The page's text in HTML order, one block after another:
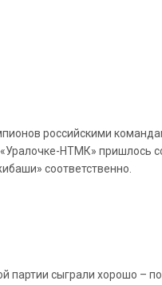
российскими
НТМК» пришлось
соответственно.
сыграли хорошо –